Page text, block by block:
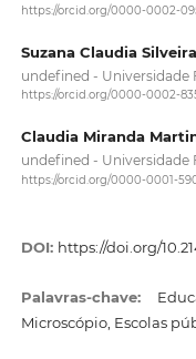
https://orcid.org/0000-0002-
Suzana Claudia
undefined - Universidade
https://orcid.org/0000-0002-
Claudia Miranda
undefined - Universidade
https://orcid.org/0000-0001-
DOI: https://doi.org/
Palavras-chave:
Microscópio, Escolas